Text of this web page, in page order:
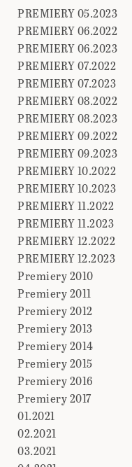
PREMIERY 05.2023
PREMIERY 06.2022
PREMIERY 06.2023
PREMIERY 07.2022
PREMIERY 07.2023
PREMIERY 08.2022
PREMIERY 08.2023
PREMIERY 09.2022
PREMIERY 09.2023
PREMIERY 10.2022
PREMIERY 10.2023
PREMIERY 11.2022
PREMIERY 11.2023
PREMIERY 12.2022
PREMIERY 12.2023
Premiery 2010
Premiery 2011
Premiery 2012
Premiery 2013
Premiery 2014
Premiery 2015
Premiery 2016
Premiery 2017
01.2021
02.2021
03.2021